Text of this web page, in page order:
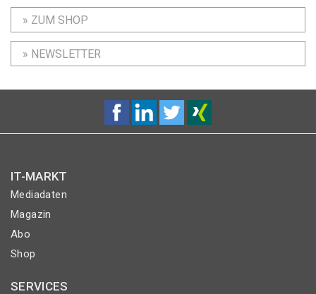
» ZUM SHOP
» NEWSLETTER
IT-MARKT
Mediadaten
Magazin
Abo
Shop
SERVICES